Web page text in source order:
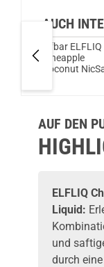
AUCH
Elfbar ELFLIQ
Pineapple
Coconut
AUF DEN
ELFLIQ
Liquid:
und
durch